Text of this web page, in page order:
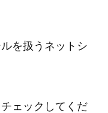
を扱うネットシ
ェックしてくだ